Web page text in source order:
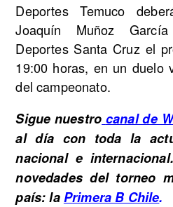
Deportes Temuco
Joaquín Muñoz
Deportes Santa Cruz el
19:00 horas, en un duelo
del campeonato.
Sigue nuestro canal de
al día con toda la
nacional e
novedades del torneo
país: laPrimera B Chile.